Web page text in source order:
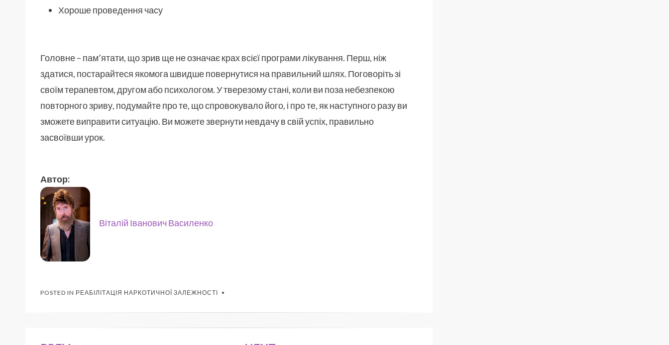
Хороше проведення часу
Головне – пам’ятати, що зрив ще не означає крах всієї програми лікування. Перш, ніж
здатися, постарайтеся якомога швидше повернутися на правильний шлях. Поговоріть зі
своїм терапевтом, другом або психологом. У тверезому стані, коли ви поза небезпекою
повторного зриву, подумайте про те, що спровокувало його, і про те, як наступного разу ви
зможете виправити ситуацію. Ви можете звернути невдачу в свій успіх, правильно
засвоївши урок.
Автор:
Віталій Іванович Василенко
POSTED IN РЕАБІЛІТАЦІЯ НАРКОТИЧНОЇ ЗАЛЕЖНОСТІ